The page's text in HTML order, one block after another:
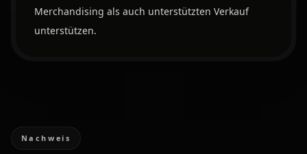
Merchandising als auch unterstützten Verkauf
unterstützen.
Nachweis